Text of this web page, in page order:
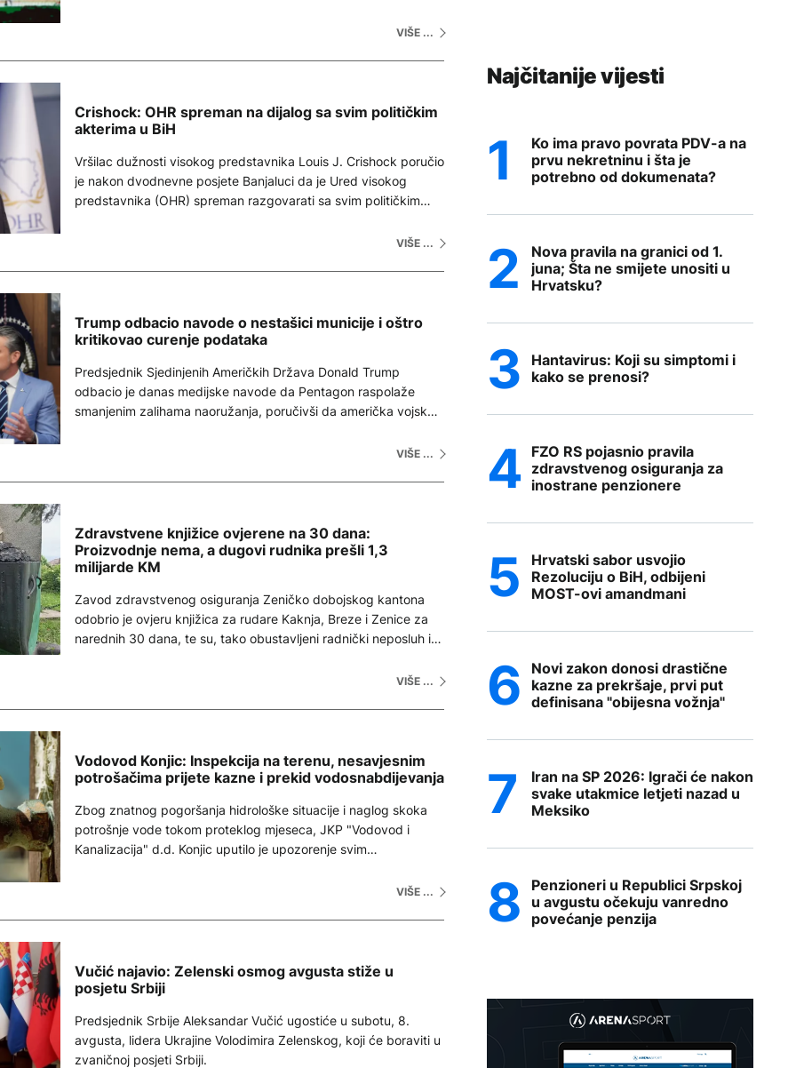
VIŠE ...
Crishock: OHR spreman na dijalog sa svim političkim
akterima u BiH
Vršilac dužnosti visokog predstavnika Louis J. Crishock poručio
je nakon dvodnevne posjete Banjaluci da je Ured visokog
predstavnika (OHR) spreman razgovarati sa svim političkim
Dejtonskog mirovnog sporazuma, poštivanje vladavine prava i
VIŠE ...
Trump odbacio navode o nestašici municije i oštro
kritikovao curenje podataka
Predsjednik Sjedinjenih Američkih Država Donald Trump
odbacio je danas medijske navode da Pentagon raspolaže
smanjenim zalihama naoružanja, poručivši da američka vojska
dok je osobe koje odaju povjerljive informacije optužio za izdaju
VIŠE ...
Zdravstvene knjižice ovjerene na 30 dana:
Proizvodnje nema, a dugovi rudnika prešli 1,3
milijarde KM
Zavod zdravstvenog osiguranja Zeničko dobojskog kantona
odobrio je ovjeru knjižica za rudare Kaknja, Breze i Zenice za
narednih 30 dana, te su, tako obustavljeni radnički neposluh i
VIŠE ...
Vodovod Konjic: Inspekcija na terenu, nesavjesnim
potrošačima prijete kazne i prekid vodosnabdijevanja
Zbog znatnog pogoršanja hidrološke situacije i naglog skoka
potrošnje vode tokom proteklog mjeseca, JKP "Vodovod i
Kanalizacija" d.d. Konjic uputilo je upozorenje svim
VIŠE ...
Vučić najavio: Zelenski osmog avgusta stiže u
posjetu Srbiji
Predsjednik Srbije Aleksandar Vučić ugostiće u subotu, 8.
avgusta, lidera Ukrajine Volodimira Zelenskog, koji će boraviti u
zvaničnoj posjeti Srbiji.
Najčitanije vijesti
Ko ima pravo povrata PDV-a na
prvu nekretninu i šta je
potrebno od dokumenata?
Nova pravila na granici od 1.
juna; Šta ne smijete unositi u
Hrvatsku?
Hantavirus: Koji su simptomi i
kako se prenosi?
FZO RS pojasnio pravila
zdravstvenog osiguranja za
inostrane penzionere
Hrvatski sabor usvojio
Rezoluciju o BiH, odbijeni
MOST-ovi amandmani
Novi zakon donosi drastične
kazne za prekršaje, prvi put
definisana "obijesna vožnja"
Iran na SP 2026: Igrači će nakon
svake utakmice letjeti nazad u
Meksiko
Penzioneri u Republici Srpskoj
u avgustu očekuju vanredno
povećanje penzija